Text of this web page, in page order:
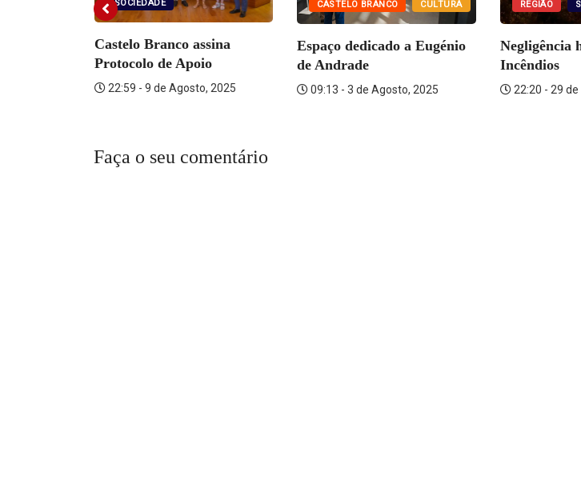
SOCIEDADE
Castelo Branco assina
Protocolo de Apoio
22:59 - 9 de Agosto, 2025
CASTELO BRANCO CULTURA
Espaço dedicado a Eugénio
de Andrade
09:13 - 3 de Agosto, 2025
REGIÃO
Negligência
Incêndios
22:20 - 29 de
Faça o seu comentário